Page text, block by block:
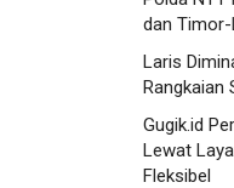
dan
Laris
Rangkaian
Gugik.id
Lewat
Fleksibel